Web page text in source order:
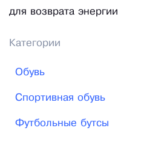
для возврата энергии
Категории
Обувь
Спортивная обувь
Футбольные бутсы